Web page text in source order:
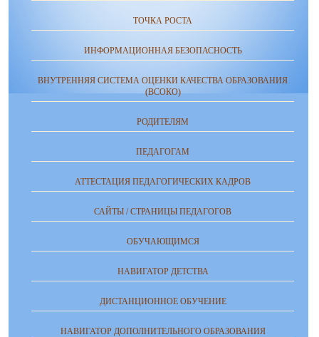
ТОЧКА РОСТА
ИНФОРМАЦИОННАЯ БЕЗОПАСНОСТЬ
ВНУТРЕННЯЯ СИСТЕМА ОЦЕНКИ КАЧЕСТВА ОБРАЗОВАНИЯ
(ВСОКО)
РОДИТЕЛЯМ
ПЕДАГОГАМ
АТТЕСТАЦИЯ ПЕДАГОГИЧЕСКИХ КАДРОВ
САЙТЫ / СТРАНИЦЫ ПЕДАГОГОВ
ОБУЧАЮЩИМСЯ
НАВИГАТОР ДЕТСТВА
ДИСТАНЦИОННОЕ ОБУЧЕНИЕ
НАВИГАТОР ДОПОЛНИТЕЛЬНОГО ОБРАЗОВАНИЯ